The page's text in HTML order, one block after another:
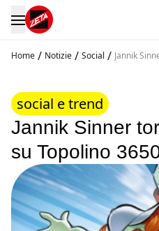
Home / Notizie / Social / Jannik
social e trend
Jannik Sinner
su Topolino